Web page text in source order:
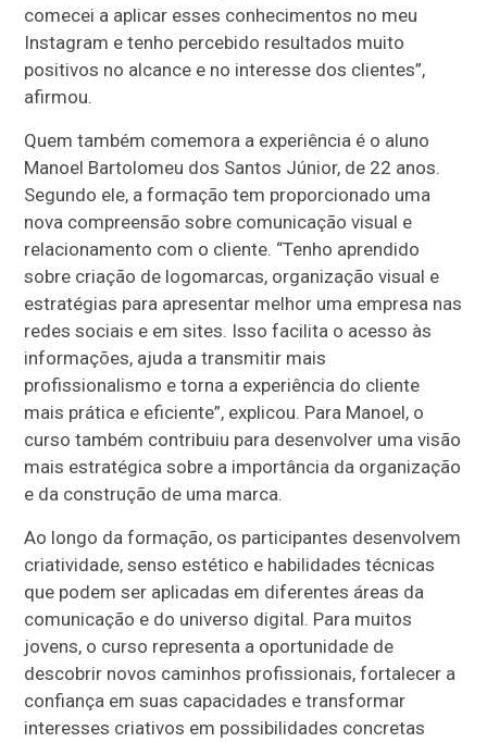
comecei a aplicar esses conhecimentos no meu
Instagram e tenho percebido resultados muito
positivos no alcance e no interesse dos clientes”,
afirmou.
Quem também comemora a experiência é o aluno
Manoel Bartolomeu dos Santos Júnior, de 22 anos.
Segundo ele, a formação tem proporcionado uma
nova compreensão sobre comunicação visual e
relacionamento com o cliente. “Tenho aprendido
sobre criação de logomarcas, organização visual e
estratégias para apresentar melhor uma empresa nas
redes sociais e em sites. Isso facilita o acesso às
informações, ajuda a transmitir mais
profissionalismo e torna a experiência do cliente
mais prática e eficiente”, explicou. Para Manoel, o
curso também contribuiu para desenvolver uma visão
mais estratégica sobre a importância da organização
e da construção de uma marca.
Ao longo da formação, os participantes desenvolvem
criatividade, senso estético e habilidades técnicas
que podem ser aplicadas em diferentes áreas da
comunicação e do universo digital. Para muitos
jovens, o curso representa a oportunidade de
descobrir novos caminhos profissionais, fortalecer a
confiança em suas capacidades e transformar
interesses criativos em possibilidades concretas